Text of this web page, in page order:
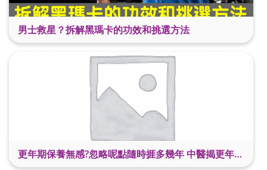
男士救星？拆解黑瑪卡的功效和挑選方法
更年期保養無感?忽略呢點隨時捱多幾年 中醫揭更年保養關鍵 輕鬆舒適渡過更年期